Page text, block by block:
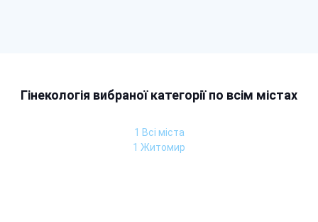
Гінекологія вибраної категорії по всім містах
1 Всі міста
1 Житомир